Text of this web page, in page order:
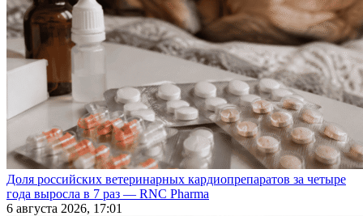
Доля российских ветеринарных кардиопрепаратов за четыре
года выросла в 7 раз — RNC Pharma
6 августа 2026, 17:01